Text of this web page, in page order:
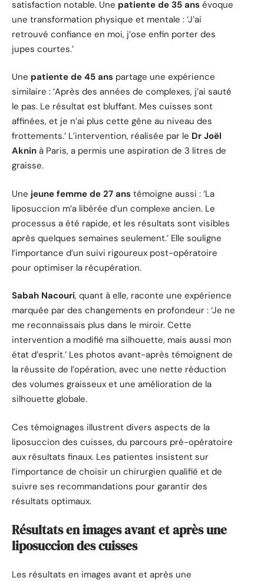
satisfaction notable. Une patiente de 35 ans évoque
une transformation physique et mentale : ‘J’ai
retrouvé confiance en moi, j’ose enfin porter des
jupes courtes.’
Une patiente de 45 ans partage une expérience
similaire : ‘Après des années de complexes, j’ai sauté
le pas. Le résultat est bluffant. Mes cuisses sont
affinées, et je n’ai plus cette gêne au niveau des
frottements.’ L’intervention, réalisée par le Dr Joël
Aknin à Paris, a permis une aspiration de 3 litres de
graisse.
Une jeune femme de 27 ans témoigne aussi : ‘La
liposuccion m’a libérée d’un complexe ancien. Le
processus a été rapide, et les résultats sont visibles
après quelques semaines seulement.’ Elle souligne
l’importance d’un suivi rigoureux post-opératoire
pour optimiser la récupération.
Sabah Nacouri, quant à elle, raconte une expérience
marquée par des changements en profondeur : ‘Je ne
me reconnaissais plus dans le miroir. Cette
intervention a modifié ma silhouette, mais aussi mon
état d’esprit.’ Les photos avant-après témoignent de
la réussite de l’opération, avec une nette réduction
des volumes graisseux et une amélioration de la
silhouette globale.
Ces témoignages illustrent divers aspects de la
liposuccion des cuisses, du parcours pré-opératoire
aux résultats finaux. Les patientes insistent sur
l’importance de choisir un chirurgien qualifié et de
suivre ses recommandations pour garantir des
résultats optimaux.
Résultats en images avant et après une
liposuccion des cuisses
Les résultats en images avant et après une